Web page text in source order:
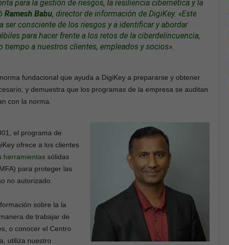
para la gestión de riesgos, la resiliencia cibernética y la
Ramesh Babu, director de información de DigiKey. «Este
ser consciente de los riesgos y a identificar y abordar
para hacer frente a los retos de la ciberdelincuencia,
tiempo a nuestros clientes, empleados y socios».
fundacional que ayuda a DigiKey a prepararse y obtener
y demuestra que los programas de la empresa se auditan
con la norma.
el programa de
ofrece a los clientes
herramientas sólidas
para proteger las
no autorizado.
sobre la la
de trabajar de
o conocer el Centro
utiliza nuestro